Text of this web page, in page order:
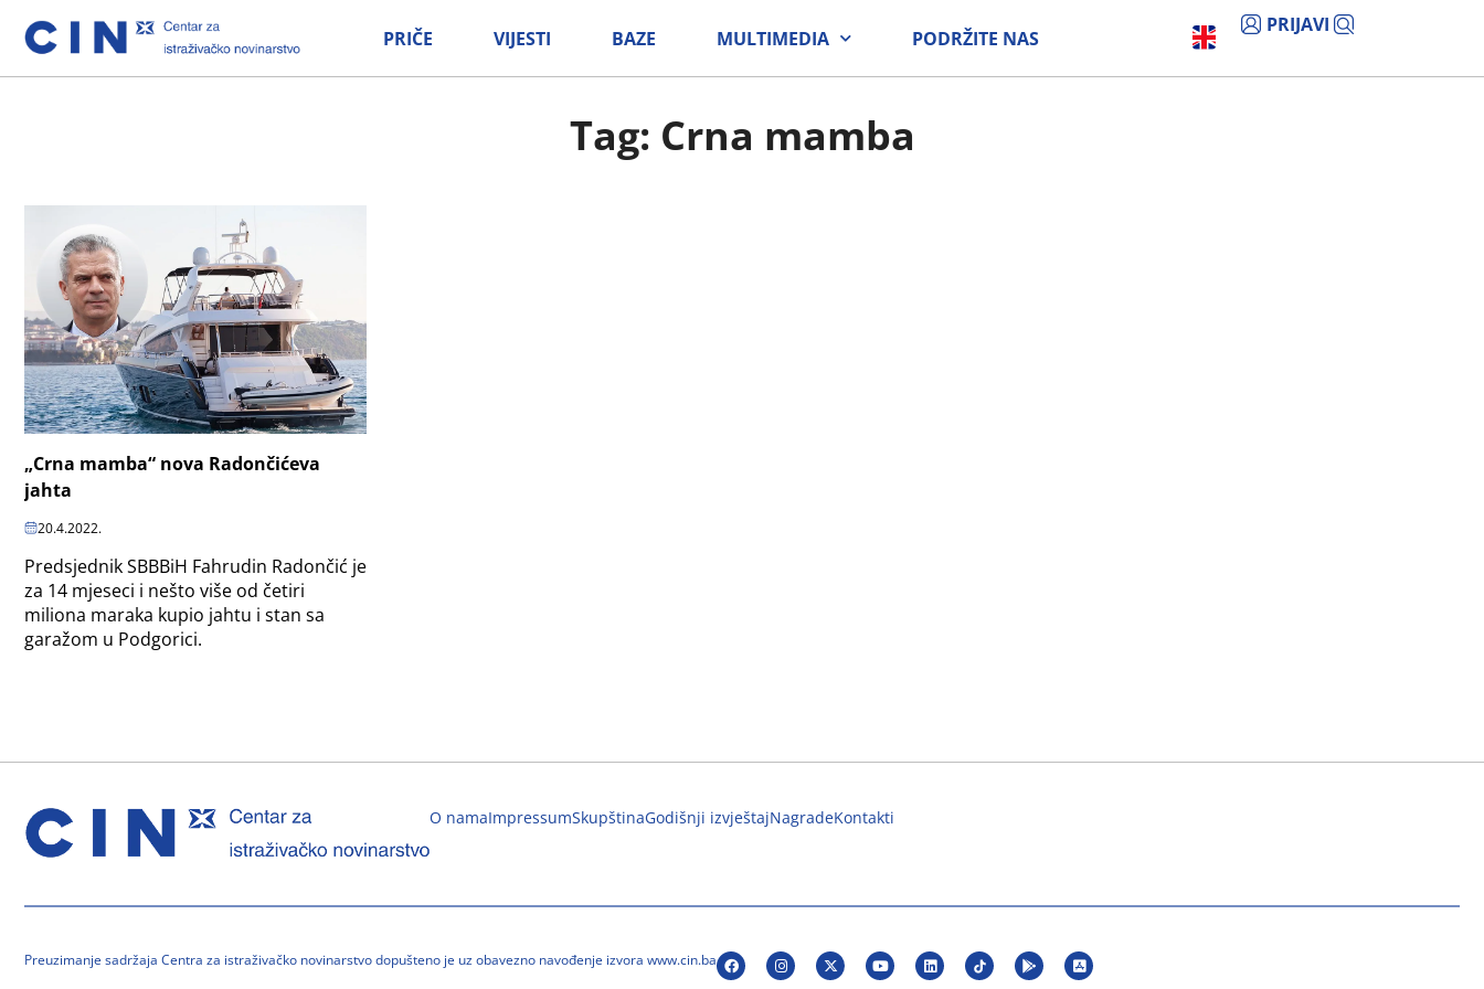
PRIČE VIJESTI BAZE MULTIMEDIA PODRŽITE NAS
PRIJAVI
Tag: Crna mamba
„Crna mamba“ nova Radončićeva
jahta
20.4.2022.
Predsjednik SBBBiH Fahrudin Radončić je
za 14 mjeseci i nešto više od četiri
miliona maraka kupio jahtu i stan sa
garažom u Podgorici.
O namaImpressumSkupštinaGodišnji izvještajNagradeKontakti
Preuzimanje sadržaja Centra za istraživačko novinarstvo dopušteno je uz obavezno navođenje izvora www.cin.ba